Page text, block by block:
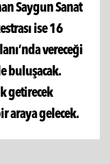
Saygun Sanat
ise 16
vereceği
buluşacak.
getirecek
araya gelecek.